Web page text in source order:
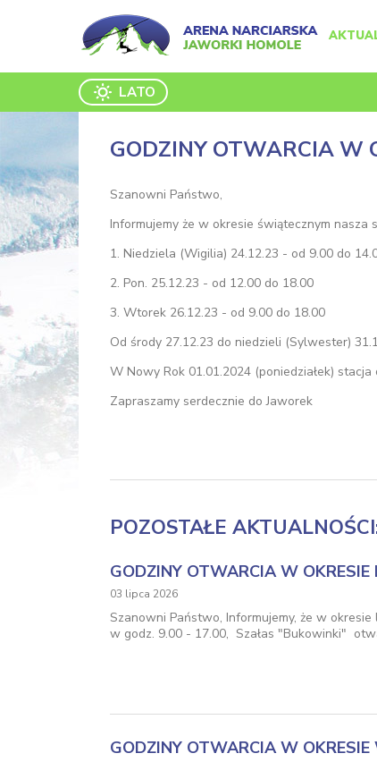
LATO
GODZINY OTWARCIA W
Szanowni Państwo,
Informujemy że w okresie świątecznym nasza
1. Niedziela (Wigilia) 24.12.23 - od 9.00 do
2. Pon. 25.12.23 - od 12.00 do 18.00
3. Wtorek 26.12.23 - od 9.00 do 18.00
Od środy 27.12.23 do niedzieli (Sylwester)
W Nowy Rok 01.01.2024 (poniedziałek)
Zapraszamy serdecznie do Jaworek
POZOSTAŁE
GODZINY OTWARCIA W
03 lipca 2026
Szanowni Państwo, Informujemy, że w
w godz. 9.00 - 17.00, Szałas "Bukowinki"
GODZINY OTWARCIA W